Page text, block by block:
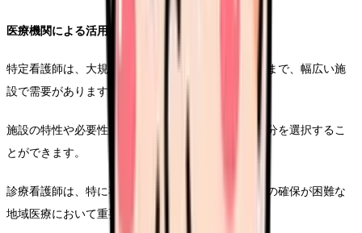
医療機関による活用の違い
特定看護師は、大規模病院から中小規模の医療機関まで、幅広い施
設で需要があります。
施設の特性や必要性に応じて、取得する特定行為区分を選択するこ
とができます。
診療看護師は、特に専門性の高い医療機関や、医師の確保が困難な
地域医療において重要な役割を担っています。